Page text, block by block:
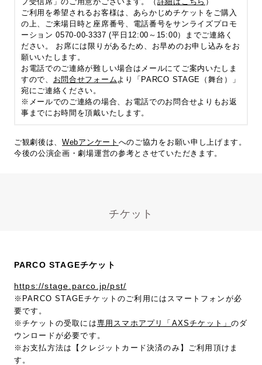
ご利用を希望されるお客様は、あらかじめチケットをご購入
の上、ご来場日時と座席番号、電話番号をサンライズプロモ
ーション 0570-00-3337 (平日12:00～15:00）までご連絡く
ださい。 お席には限りがあるため、お早めのお申し込みをお
願いいたします。
お電話でのご連絡が難しい場合はメールにてご案内いたしま
すので、 お問合せフォームより「PARCO STAGE（舞台）」
宛にご連絡ください。
※メールでのご連絡の場合、お電話でのお問合せよりもお返
事までにお時間を頂戴いたします。
ご観劇後は、Webアンケート へのご協力をお願い申し上げます。
今後の公演企画・劇場運営の参考とさせていただきます。
チケット
PARCO STAGEチケット
https://stage.parco.jp/pst/
※PARCO STAGEチケットのご利用にはスマートフォンが必
要です。
※チケットの受取には専用スマホアプリ「AXSチケット」のダ
ウンロードが必要です。
※お支払方法は【クレジットカード決済のみ】ご利用頂けま
す。